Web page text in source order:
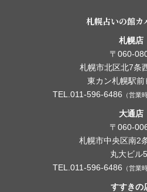
札幌占いの館カ
札幌店
〒060-
札幌市北区北7条
東カン札幌駅前
TEL.011-596-6486 （営業
大通店
〒060-
札幌市中央区南2
丸大ビル
TEL.011-596-6486 （営業
すすきの